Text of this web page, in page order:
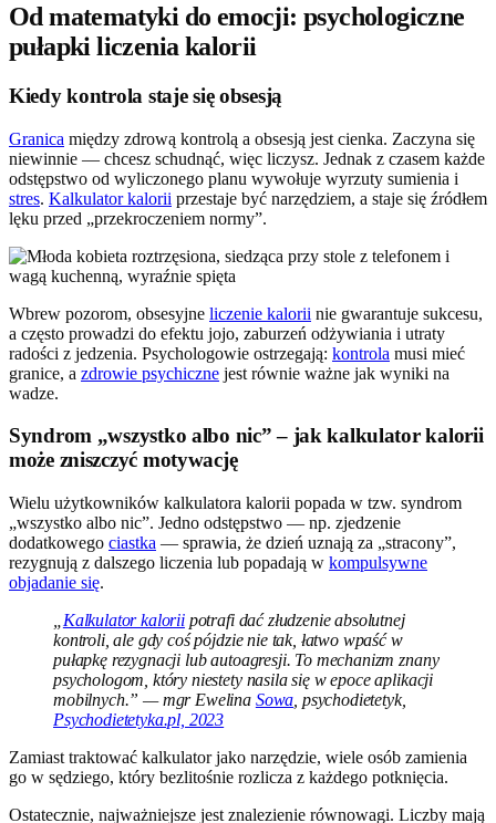
Od matematyki do emocji: psychologiczne
pułapki liczenia kalorii
Kiedy kontrola staje się obsesją
Granica między zdrową kontrolą a obsesją jest cienka. Zaczyna się
niewinnie — chcesz schudnąć, więc liczysz. Jednak z czasem każde
odstępstwo od wyliczonego planu wywołuje wyrzuty sumienia i
stres. Kalkulator kalorii przestaje być narzędziem, a staje się źródłem
lęku przed „przekroczeniem normy”.
Wbrew pozorom, obsesyjne liczenie kalorii nie gwarantuje sukcesu,
a często prowadzi do efektu jojo, zaburzeń odżywiania i utraty
radości z jedzenia. Psychologowie ostrzegają: kontrola musi mieć
granice, a zdrowie psychiczne jest równie ważne jak wyniki na
wadze.
Syndrom „wszystko albo nic” – jak kalkulator kalorii
może zniszczyć motywację
Wielu użytkowników kalkulatora kalorii popada w tzw. syndrom
„wszystko albo nic”. Jedno odstępstwo — np. zjedzenie
dodatkowego ciastka — sprawia, że dzień uznają za „stracony”,
rezygnują z dalszego liczenia lub popadają w kompulsywne
objadanie się.
Kalkulator kaloriipotrafi dać złudzenie absolutnej
kontroli, ale gdy coś pójdzie nie tak, łatwo wpaść w
pułapkę rezygnacji lub autoagresji. To mechanizm znany
psychologom, który niestety nasila się w epoce aplikacji
mobilnych.” — mgr Ewelina Sowa , psychodietetyk,
Psychodietetyka.pl, 2023
Zamiast traktować kalkulator jako narzędzie, wiele osób zamienia
go w sędziego, który bezlitośnie rozlicza z każdego potknięcia.
Ostatecznie, najważniejsze jest znalezienie równowagi. Liczby mają